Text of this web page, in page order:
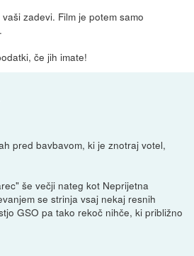
zadevi. Film je potem samo
če jih imate!
pred bavbavom, ki je znotraj votel,
še večji nateg kot Neprijetna
se strinja vsaj nekaj resnih
GSO pa tako rekoč nihče, ki približno